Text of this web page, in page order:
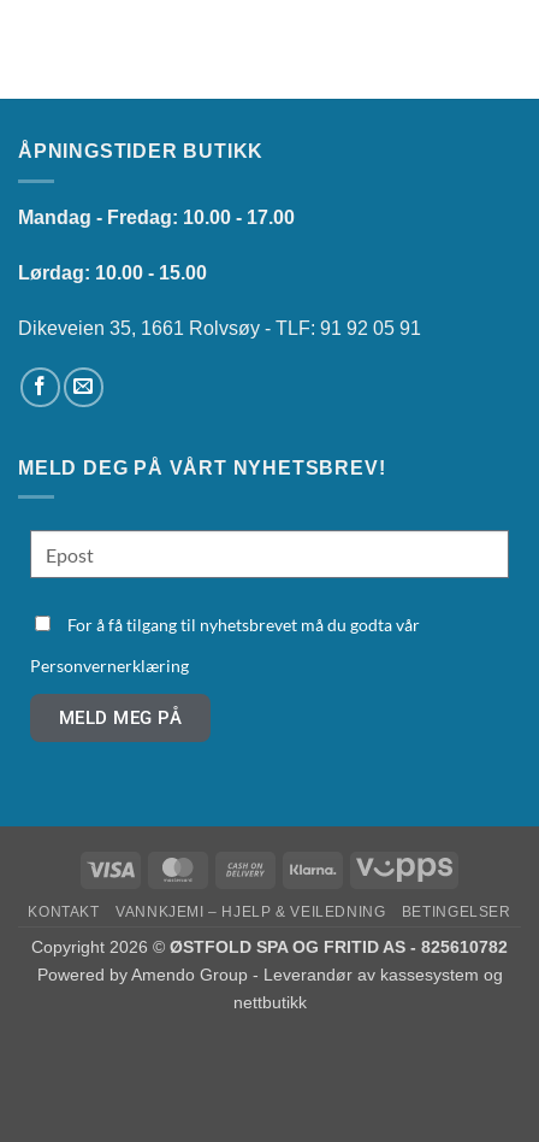
ÅPNINGSTIDER BUTIKK
Mandag - Fredag: 10.00 - 17.00
Lørdag: 10.00 - 15.00
Dikeveien 35, 1661 Rolvsøy - TLF: 91 92 05 91
MELD DEG PÅ VÅRT NYHETSBREV!
For å få tilgang til nyhetsbrevet må du godta vår
Personvernerklæring
MELD MEG PÅ
KONTAKT VANNKJEMI – HJELP & VEILEDNING BETINGELSER
Copyright 2026 © ØSTFOLD SPA OG FRITID AS - 825610782
Powered byAmendo Group - Leverandør av kassesystem og
nettbutikk